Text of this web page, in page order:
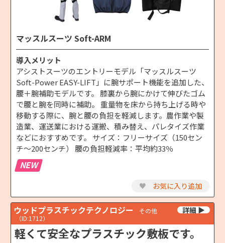
マッスルスーツ Soft-ARM
導入メリット
アシストスーツのエントリーモデル「マッスルスーツ
Soft-Power EASY-LIFT」に腕サポート機能を追加した、
腰＋腕補助モデルです。 膝裏から腕にかけて伸びたゴム
で腰と腕を同時に補助。 重量物を床から持ち上げる時や
移動する際に、腕と腰の負担を軽減します。農作業や製
造業、運送業における運搬、積み替え、パレタイズ作業
などにおすすめです。 サイズ：フリーサイズ（150セン
チ～200センチ） 腰の負担軽減率：平均約33％
NEW
♥ お気に入り追加
ウッドプラスチックテクノロジー
その他
（ID:1712）
軽くて安全なプラスチック敷板です。